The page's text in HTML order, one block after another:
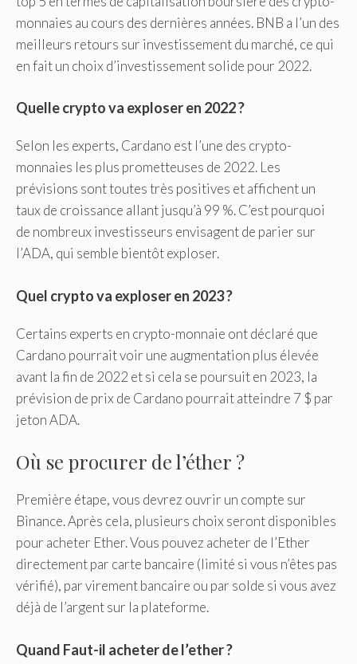
monnaies au cours des dernières années. BNB a l’un des
meilleurs retours sur investissement du marché, ce qui
en fait un choix d’investissement solide pour 2022.
Quelle crypto va exploser en 2022 ?
Selon les experts, Cardano est l’une des crypto-
monnaies les plus prometteuses de 2022. Les
prévisions sont toutes très positives et affichent un
taux de croissance allant jusqu’à 99 %. C’est pourquoi
de nombreux investisseurs envisagent de parier sur
l’ADA, qui semble bientôt exploser.
Quel crypto va exploser en 2023 ?
Certains experts en crypto-monnaie ont déclaré que
Cardano pourrait voir une augmentation plus élevée
avant la fin de 2022 et si cela se poursuit en 2023, la
prévision de prix de Cardano pourrait atteindre 7 $ par
jeton ADA.
Où se procurer de l’éther ?
Première étape, vous devrez ouvrir un compte sur
Binance. Après cela, plusieurs choix seront disponibles
pour acheter Ether. Vous pouvez acheter de l’Ether
directement par carte bancaire (limité si vous n’êtes pas
vérifié), par virement bancaire ou par solde si vous avez
déjà de l’argent sur la plateforme.
Quand Faut-il acheter de l’ether ?